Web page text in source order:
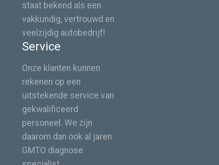
staat bekend als een
vakkundig, vertrouwd en
veelzijdig autobedrijf!
Service
Onze klanten kunnen
rekenen op een
uitstekende service van
gekwalificeerd
personeel. We zijn
daarom dan ook al jaren
GMTO diagnose